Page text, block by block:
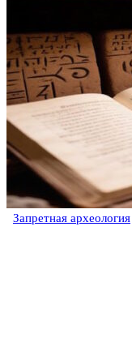
Запретная археология